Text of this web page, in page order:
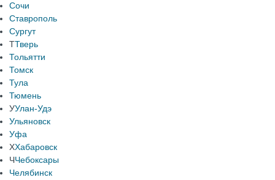
Сочи
Ставрополь
Сургут
ТТверь
Тольятти
Томск
Тула
Тюмень
УУлан-Удэ
Ульяновск
Уфа
ХХабаровск
ЧЧебоксары
Челябинск